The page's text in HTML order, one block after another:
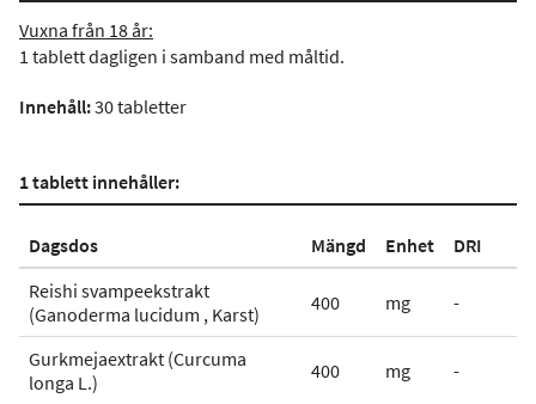
Vuxna från 18 år:
1 tablett dagligen i samband med måltid.
Innehåll:30 tabletter
1 tablett innehåller:
Dagsdos Mängd Enhet
DRI
Reishi svampeekstrakt
(Ganoderma lucidum , Karst)
400 mg -
Gurkmejaextrakt (Curcuma
longa L.)
400 mg -